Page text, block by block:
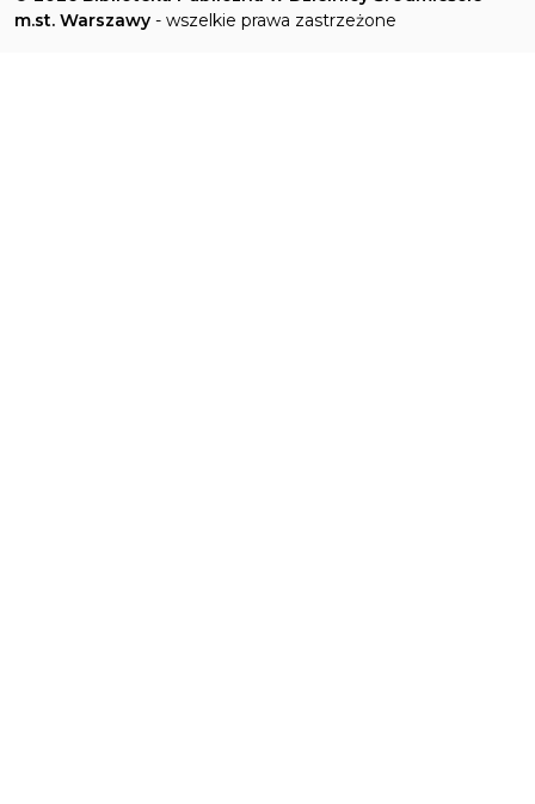
m.st. Warszawy - wszelkie prawa zastrzeżone